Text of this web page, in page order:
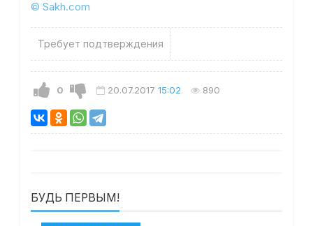
© Sakh.com
Требует подтверждения
0 20.07.2017 15:02 890
БУДЬ ПЕРВЫМ!